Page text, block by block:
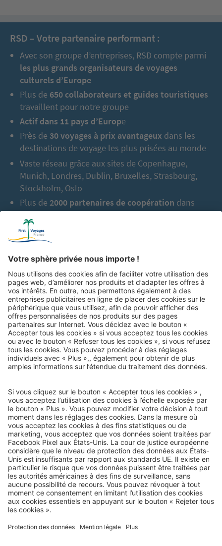
RSD – Votre partenaire performant :
Avec son groupe d’entreprises, RSD compte parmi
les plus grands organisateurs de voyages
culturels d’Europe
Plus de 650 collaborateurs et guides touristiques
travaillent pour notre groupe
Actif dans 11 pays d’Europe
Près de 30 voyages à prix avantageux dans les
destinations de voyage les plus prisées au monde
Vaste réseau grâce aux sites de Copenhague,
Munich, Londres, Dublin, Bruxelles, Strasbourg,
Stockholm, Oslo
Plus de 2000 partenaires de coopération dans
l’Europe entière
En tout jusqu’à aujourd’hui :
vacanciers
Courrier de voyage
e-mail-newsletter :
Nous serons heureux de vous envoyer nos meilleurs voyages
par e-mail à l’avenir !
Inscrivez-vous dès maintenant !